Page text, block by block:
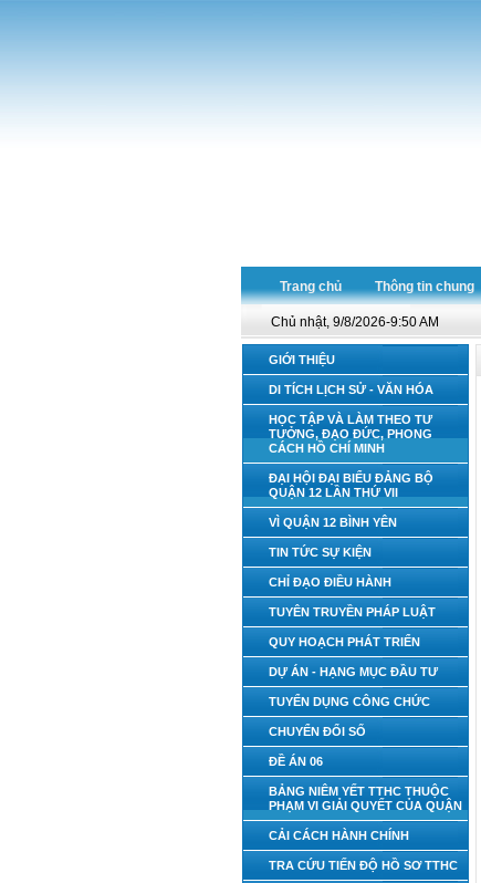
Trang chủ Thông tin chung
Chủ nhật, 9/8/2026-9:50 AM
GIỚI THIỆU
DI TÍCH LỊCH SỬ - VĂN HÓA
HỌC TẬP VÀ LÀM THEO TƯ
TƯỞNG, ĐẠO ĐỨC, PHONG
CÁCH HỒ CHÍ MINH
ĐẠI HỘI ĐẠI BIỂU ĐẢNG BỘ
QUẬN 12 LẦN THỨ VII
VÌ QUẬN 12 BÌNH YÊN
TIN TỨC SỰ KIỆN
CHỈ ĐẠO ĐIỀU HÀNH
TUYÊN TRUYỀN PHÁP LUẬT
QUY HOẠCH PHÁT TRIỂN
DỰ ÁN - HẠNG MỤC ĐẦU TƯ
TUYỂN DỤNG CÔNG CHỨC
CHUYỂN ĐỔI SỐ
ĐỀ ÁN 06
BẢNG NIÊM YẾT TTHC THUỘC
PHẠM VI GIẢI QUYẾT CỦA QUẬN
CẢI CÁCH HÀNH CHÍNH
TRA CỨU TIẾN ĐỘ HỒ SƠ TTHC